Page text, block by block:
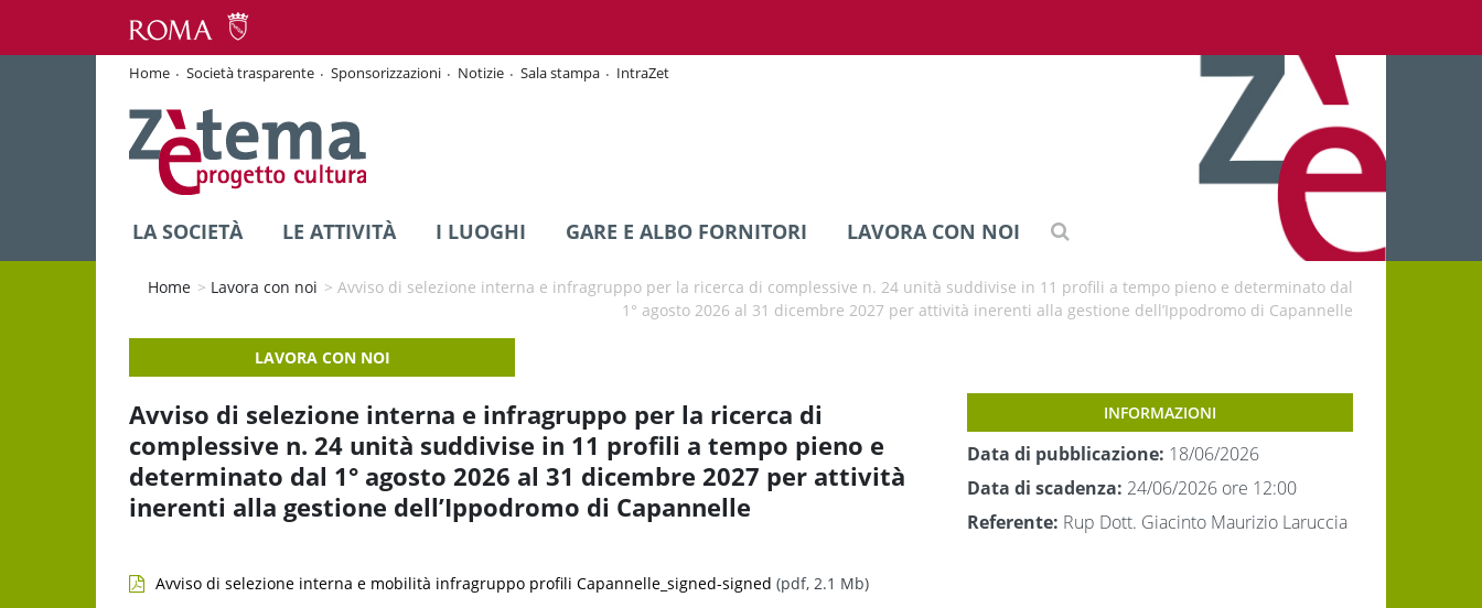
Home Società trasparente Sponsorizzazioni Notizie Sala stampa IntraZet
LA SOCIETÀ LE ATTIVITÀ I LUOGHI GARE E ALBO FORNITORI LAVORA CON NOI
Home > Lavora con noi > Avviso di selezione interna e infragruppo per la ricerca di complessive n. 24 unità suddivise in 11 profili a tempo pieno e determinato dal
1° agosto 2026 al 31 dicembre 2027 per attività inerenti alla gestione dell’Ippodromo di Capannelle
LAVORA CON NOI
Avviso di selezione interna e infragruppo per la ricerca di
complessive n. 24 unità suddivise in 11 profili a tempo pieno e
determinato dal 1° agosto 2026 al 31 dicembre 2027 per attività
inerenti alla gestione dell’Ippodromo di Capannelle
Avviso di selezione interna e mobilità infragruppo profili Capannelle_signed-signed (pdf, 2.1 Mb)
INFORMAZIONI
Data di pubblicazione: 18/06/2026
Data di scadenza: 24/06/2026 ore 12:00
Referente: Rup Dott. Giacinto Maurizio Laruccia